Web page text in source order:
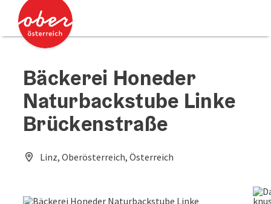
Zum Inhalt
Zum Seitenanfang
Bäckerei Honeder
Naturbackstube Linke
Brückenstraße
Linz, Oberösterreich, Österreich